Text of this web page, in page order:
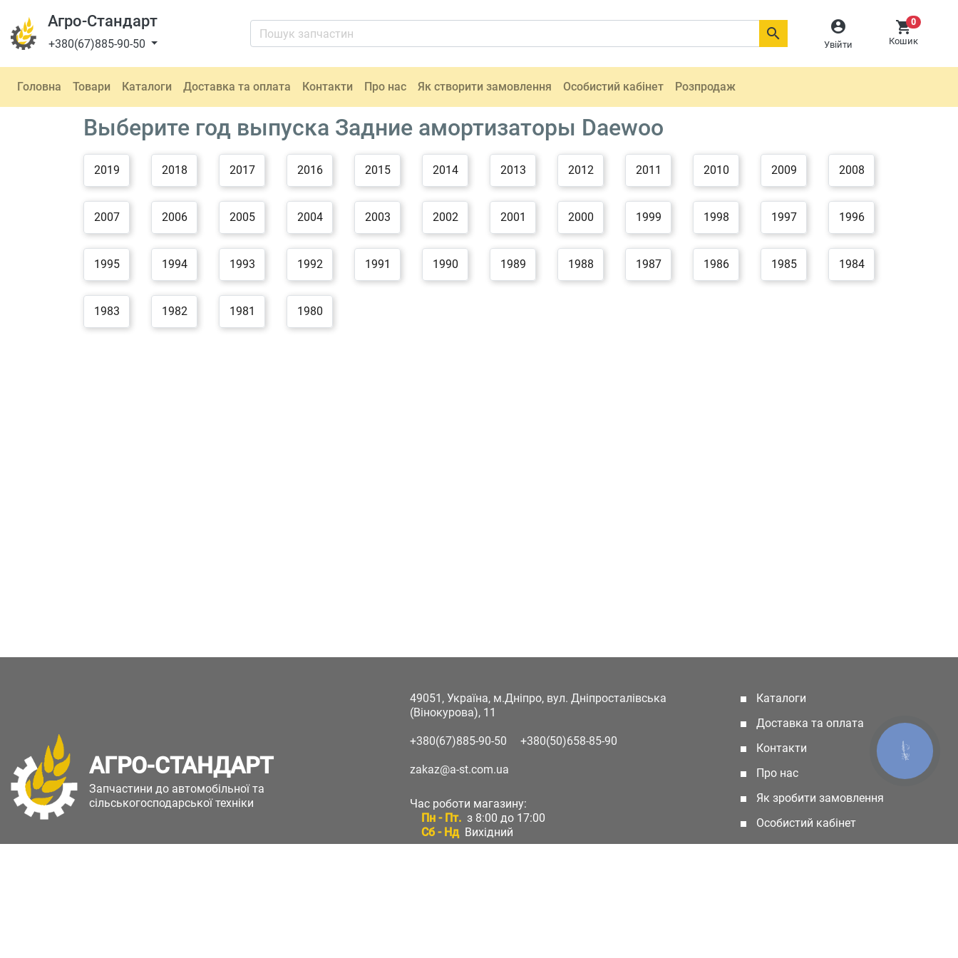
Агро-Стандарт
+380(67)885-90-50

Увійти
0
Кошик

Головна Товари Каталоги Доставка та оплата Контакти Про нас Як створити замовлення Особистий кабінет Розпродаж
Выберите год выпуска Задние амортизаторы Daewoo
2019 2018 2017 2016 2015 2014 2013 2012 2011 2010 2009 2008
2007 2006 2005 2004 2003 2002 2001 2000 1999 1998 1997 1996
1995 1994 1993 1992 1991 1990 1989 1988 1987 1986 1985 1984
1983 1982 1981 1980
АГРО-СТАНДАРТ
Запчастини до автомобільної та
сільськогосподарської техніки
49051, Україна, м.Дніпро, вул. Дніпросталівська
(Вінокурова), 11
+380(67)885-90-50 +380(50)658-85-90
zakaz@a-st.com.ua
Час роботи магазину:
Пн - Пт. з 8:00 до 17:00
Сб - Нд Вихідний
Каталоги
Доставка та оплата
Контакти
Про нас
Як зробити замовлення
Особистий кабінет
КНОПКА
ЗВ'ЯЗКУ